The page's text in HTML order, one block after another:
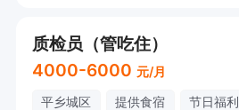
质检员（管吃住）
4000-6000 元/月
平乡城区 提供食宿 节日福利